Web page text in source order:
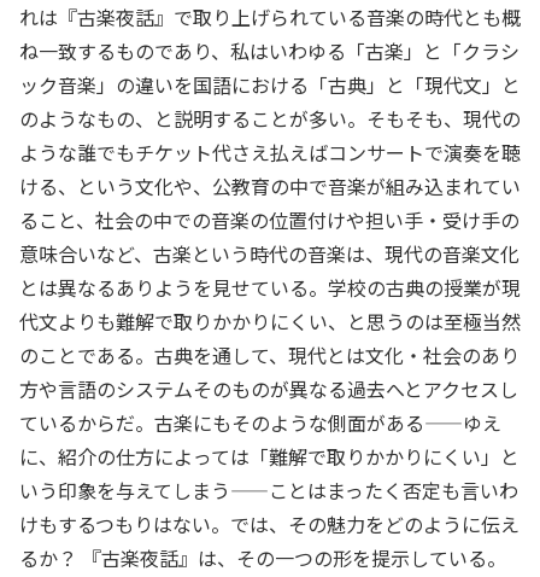
れは『古楽夜話』で取り上げられている音楽の時代とも概
ね一致するものであり、私はいわゆる「古楽」と「クラシ
ック音楽」の違いを国語における「古典」と「現代文」と
のようなもの、と説明することが多い。そもそも、現代の
ような誰でもチケット代さえ払えばコンサートで演奏を聴
ける、という文化や、公教育の中で音楽が組み込まれてい
ること、社会の中での音楽の位置付けや担い手・受け手の
意味合いなど、古楽という時代の音楽は、現代の音楽文化
とは異なるありようを見せている。学校の古典の授業が現
代文よりも難解で取りかかりにくい、と思うのは至極当然
のことである。古典を通して、現代とは文化・社会のあり
方や言語のシステムそのものが異なる過去へとアクセスし
ているからだ。古楽にもそのような側面がある——ゆえ
に、紹介の仕方によっては「難解で取りかかりにくい」と
いう印象を与えてしまう——ことはまったく否定も言いわ
けもするつもりはない。では、その魅力をどのように伝え
るか？ 『古楽夜話』は、その一つの形を提示している。